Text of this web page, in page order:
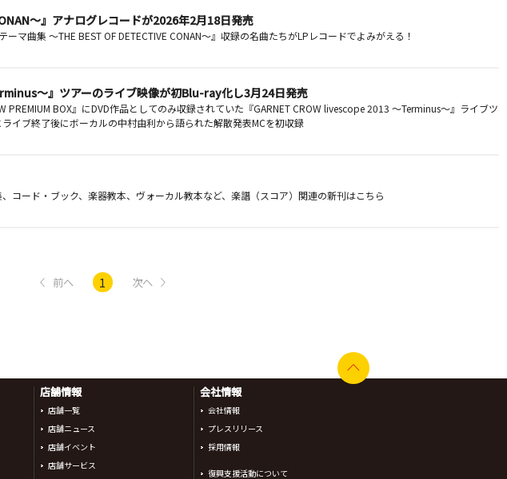
～』アナログレコードが2026年2月18日発売
マ曲集 ～THE BEST OF DETECTIVE CONAN～』収録の名曲たちがLPレコードでよみがえる！
～』ツアーのライブ映像が初Blu-ray化し3月24日発売
BOX』にDVD作品としてのみ収録されていた『GARNET CROW livescope 2013 ～Terminus～』ライブツ
イブ終了後にボーカルの中村由利から語られた解散発表MCを初収録
コード・ブック、楽器教本、ヴォーカル教本など、楽譜（スコア）関連の新刊はこちら
前へ 1 次へ
店舗情報
店舗一覧
店舗ニュース
店舗イベント
店舗サービス
会社情報
会社情報
プレスリリース
採用情報
復興支援活動について